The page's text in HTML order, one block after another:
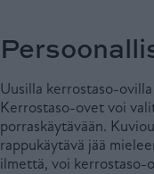
Uusilla kerrostaso-
Kerrostaso-ovet voi
porraskäytävään.
rappukäytävä jää
ilmettä, voi kerrostaso-